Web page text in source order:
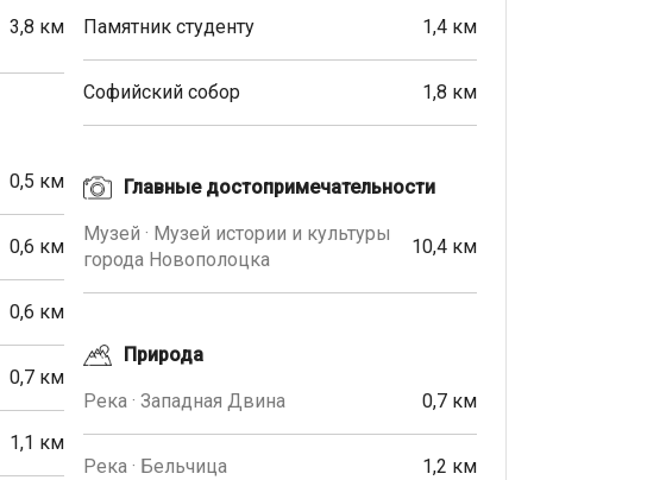
3,8 км
0,5 км
0,6 км
0,6 км
0,7 км
1,1 км
Памятник студенту 1,4 км
Софийский собор 1,8 км
Главные достопримечательности
Музей · Музей истории и культуры
города Новополоцка
10,4 км
Природа
Река · Западная Двина 0,7 км
Река · Бельчица 1,2 км